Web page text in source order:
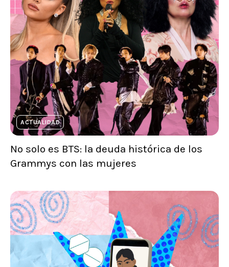
ACTUALIDAD
No solo es BTS: la deuda histórica de los
Grammys con las mujeres